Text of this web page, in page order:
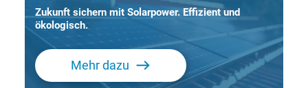
Zukunft sichern mit Solarpower. Effizient und
ökologisch.
Mehr dazu